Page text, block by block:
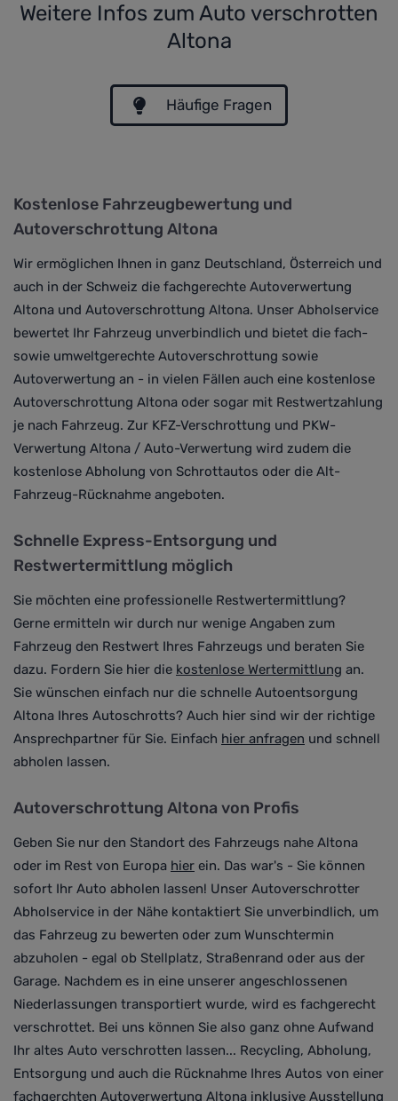
Weitere Infos zum Auto verschrotten
Altona
Häufige Fragen
Kostenlose Fahrzeugbewertung und
Autoverschrottung Altona
Wir ermöglichen Ihnen in ganz Deutschland, Österreich und
auch in der Schweiz die fachgerechte Autoverwertung
Altona und Autoverschrottung Altona. Unser Abholservice
bewertet Ihr Fahrzeug unverbindlich und bietet die fach-
sowie umweltgerechte Autoverschrottung sowie
Autoverwertung an - in vielen Fällen auch eine kostenlose
Autoverschrottung Altona oder sogar mit Restwertzahlung
je nach Fahrzeug. Zur KFZ-Verschrottung und PKW-
Verwertung Altona / Auto-Verwertung wird zudem die
kostenlose Abholung von Schrottautos oder die Alt-
Fahrzeug-Rücknahme angeboten.
Schnelle Express-Entsorgung und
Restwertermittlung möglich
Sie möchten eine professionelle Restwertermittlung?
Gerne ermitteln wir durch nur wenige Angaben zum
Fahrzeug den Restwert Ihres Fahrzeugs und beraten Sie
dazu. Fordern Sie hier die kostenlose Wertermittlung an.
Sie wünschen einfach nur die schnelle Autoentsorgung
Altona Ihres Autoschrotts? Auch hier sind wir der richtige
Ansprechpartner für Sie. Einfach hier anfragen und schnell
abholen lassen.
Autoverschrottung Altona von Profis
Geben Sie nur den Standort des Fahrzeugs nahe Altona
oder im Rest von Europa hier ein. Das war's - Sie können
sofort Ihr Auto abholen lassen! Unser Autoverschrotter
Abholservice in der Nähe kontaktiert Sie unverbindlich, um
das Fahrzeug zu bewerten oder zum Wunschtermin
abzuholen - egal ob Stellplatz, Straßenrand oder aus der
Garage. Nachdem es in eine unserer angeschlossenen
Niederlassungen transportiert wurde, wird es fachgerecht
verschrottet. Bei uns können Sie also ganz ohne Aufwand
Ihr altes Auto verschrotten lassen... Recycling, Abholung,
Entsorgung und auch die Rücknahme Ihres Autos von einer
fachgerchten Autoverwertung Altona inklusive Ausstellung